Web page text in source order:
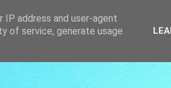
address and user-agent
of service, generate usage